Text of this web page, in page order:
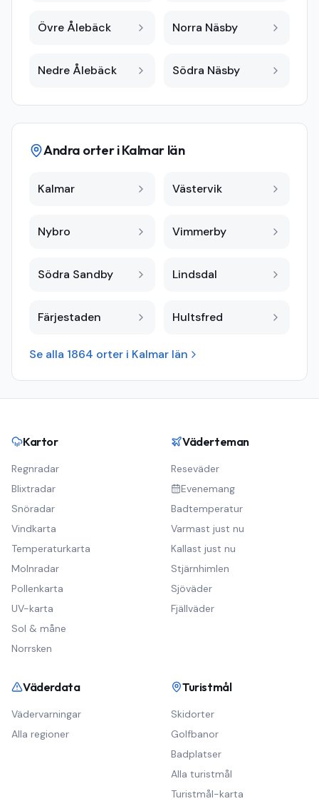
Övre Ålebäck Norra Näsby
Nedre Ålebäck Södra Näsby
Andra orter iKalmar län
Kalmar Västervik
Nybro Vimmerby
Södra Sandby Lindsdal
Färjestaden Hultsfred
Se alla 1864 orter i Kalmar län
Kartor
Regnradar
Blixtradar
Snöradar
Vindkarta
Temperaturkarta
Molnradar
Pollenkarta
UV-karta
Sol & måne
Norrsken
Väderteman
Reseväder
Evenemang
Badtemperatur
Varmast just nu
Kallast just nu
Stjärnhimlen
Sjöväder
Fjällväder
Väderdata
Vädervarningar
Alla regioner
Turistmål
Skidorter
Golfbanor
Badplatser
Alla turistmål
Turistmål-karta